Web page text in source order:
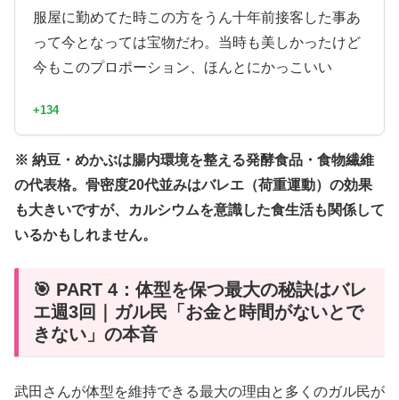
服屋に勤めてた時この方をうん十年前接客した事あ
って今となっては宝物だわ。当時も美しかったけど
今もこのプロポーション、ほんとにかっこいい
+134
※ 納豆・めかぶは腸内環境を整える発酵食品・食物繊維
の代表格。骨密度20代並みはバレエ（荷重運動）の効果
も大きいですが、カルシウムを意識した食生活も関係して
いるかもしれません。
🎯 PART 4：体型を保つ最大の秘訣はバレ
エ週3回｜ガル民「お金と時間がないとで
きない」の本音
武田さんが体型を維持できる最大の理由と多くのガル民が